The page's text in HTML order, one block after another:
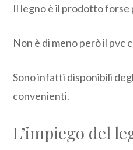
Il legno è il prodotto forse
Non è di meno però il pvc
Sono infatti disponibili
convenienti.
L’impiego del